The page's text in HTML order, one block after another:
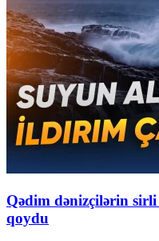
Qədim dənizçilərin
qoydu